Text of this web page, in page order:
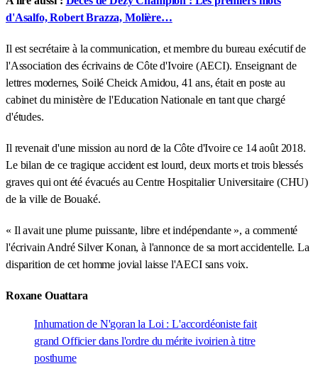
d'Asalfo, Robert Brazza, Molière…
Il est secrétaire à la communication, et membre du bureau exécutif de
l'Association des écrivains de Côte d'Ivoire (AECI). Enseignant de
lettres modernes, Soilé Cheick Amidou, 41 ans, était en poste au
cabinet du ministère de l'Education Nationale en tant que chargé
d'études.
Il revenait d'une mission au nord de la Côte d'Ivoire ce 14 août 2018.
Le bilan de ce tragique accident est lourd, deux morts et trois blessés
graves qui ont été évacués au Centre Hospitalier Universitaire (CHU)
de la ville de Bouaké.
« Il avait une plume puissante, libre et indépendante », a commenté
l'écrivain André Silver Konan, à l'annonce de sa mort accidentelle. La
disparition de cet homme jovial laisse l'AECI sans voix.
Roxane Ouattara
Inhumation de N'goran la Loi : L'accordéoniste fait
grand Officier dans l'ordre du mérite ivoirien à titre
posthume